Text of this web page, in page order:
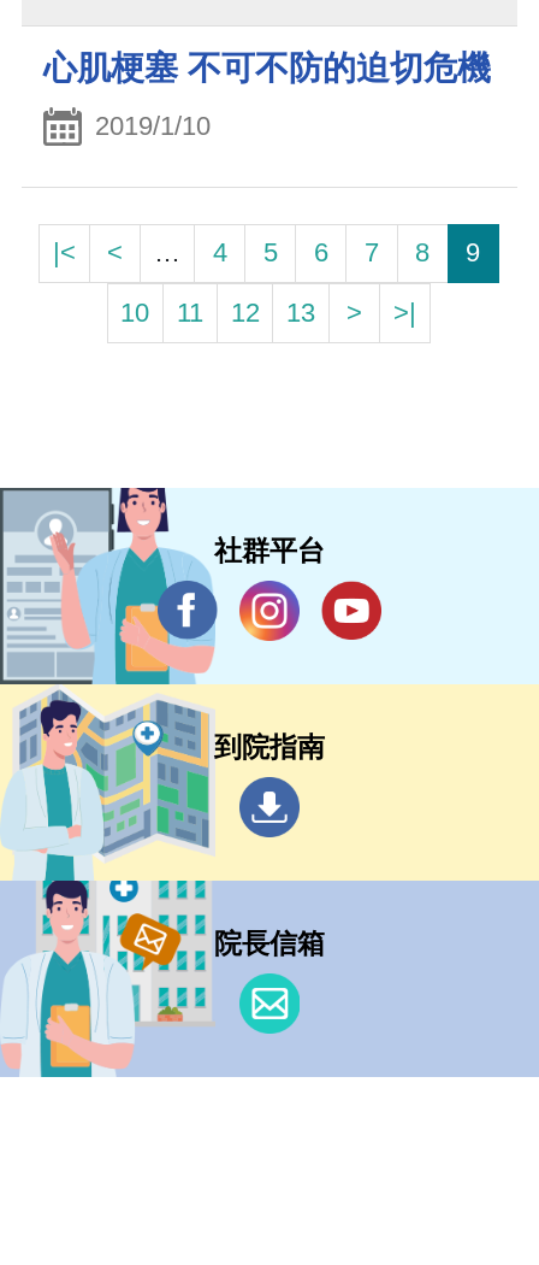
心肌梗塞 不可不防的迫切危機
2019/1/10
|< < … 4 5 6 7 8
9
10
11 12 13 > >|
社群平台
到院指南
院長信箱